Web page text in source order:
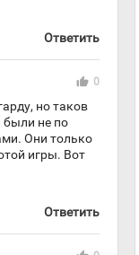
Ответить
thumb_up 0
но таков
были не по
Они только
игры. Вот
Ответить